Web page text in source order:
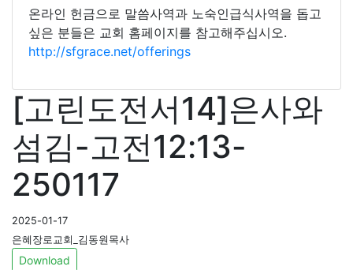
온라인 헌금으로 말씀사역과 노숙인급식사역을 돕고
싶은 분들은 교회 홈페이지를 참고해주십시오.
http://sfgrace.net/offerings
[고린도전서14]은사와
섬김-고전12:13-
250117
2025-01-17
은혜장로교회_김동원목사
Download